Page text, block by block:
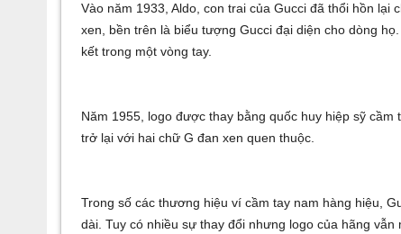
Vào năm 1933, Aldo, con trai của Gucci đã thổi hồn
xen, bền trên là biểu tượng Gucci đại diện cho dòng
kết trong một vòng tay.
Năm 1955, logo được thay bằng quốc huy hiệp sỹ
trở lại với hai chữ G đan xen quen thuộc.
Trong số các thương hiệu ví cầm tay nam hàng hiệu,
dài. Tuy có nhiều sự thay đổi nhưng logo của hãng